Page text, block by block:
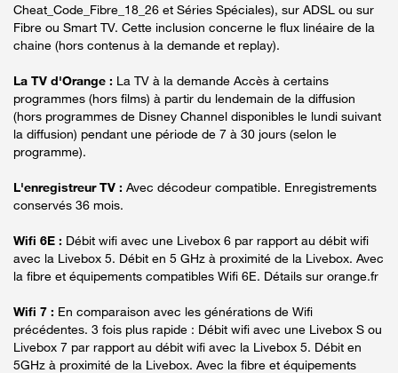
Cheat_Code_Fibre_18_26 et Séries Spéciales), sur ADSL ou sur
Fibre ou Smart TV. Cette inclusion concerne le flux linéaire de la
chaine (hors contenus à la demande et replay).
La TV d'Orange : La TV à la demande Accès à certains
programmes (hors films) à partir du lendemain de la diffusion
(hors programmes de Disney Channel disponibles le lundi suivant
la diffusion) pendant une période de 7 à 30 jours (selon le
programme).
L'enregistreur TV : Avec décodeur compatible. Enregistrements
conservés 36 mois.
Wifi 6E : Débit wifi avec une Livebox 6 par rapport au débit wifi
avec la Livebox 5. Débit en 5 GHz à proximité de la Livebox. Avec
la fibre et équipements compatibles Wifi 6E. Détails sur orange.fr
Wifi 7 : En comparaison avec les générations de Wifi
précédentes. 3 fois plus rapide : Débit wifi avec une Livebox S ou
Livebox 7 par rapport au débit wifi avec la Livebox 5. Débit en
5GHz à proximité de la Livebox. Avec la fibre et équipements